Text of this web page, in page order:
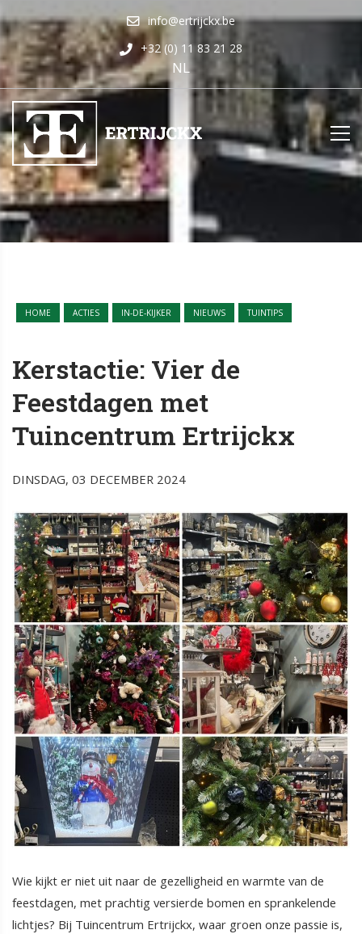
info@ertrijckx.be
+32 (0) 11 83 21 28
NL
HOME ACTIES IN-DE-KIJKER NIEUWS TUINTIPS
Kerstactie: Vier de
Feestdagen met
Tuincentrum Ertrijckx
DINSDAG, 03 DECEMBER 2024
Wie kijkt er niet uit naar de gezelligheid en warmte van de
feestdagen, met prachtig versierde bomen en sprankelende
lichtjes? Bij Tuincentrum Ertrijckx, waar groen onze passie is,